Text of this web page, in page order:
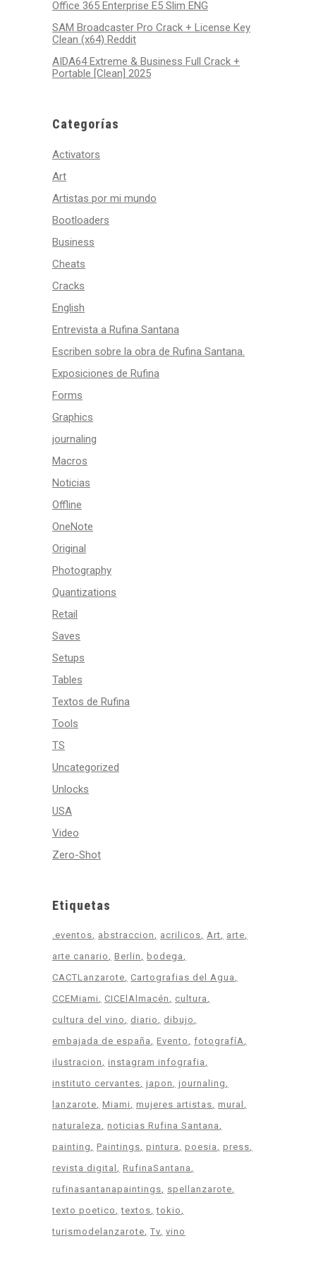
Office 365 Enterprise E5 Slim ENG
SAM Broadcaster Pro Crack + License Key
Clean (x64) Reddit
AIDA64 Extreme & Business Full Crack +
Portable [Clean] 2025
Categorías
Activators
Art
Artistas por mi mundo
Bootloaders
Business
Cheats
Cracks
English
Entrevista a Rufina Santana
Escriben sobre la obra de Rufina Santana.
Exposiciones de Rufina
Forms
Graphics
journaling
Macros
Noticias
Offline
OneNote
Original
Photography
Quantizations
Retail
Saves
Setups
Tables
Textos de Rufina
Tools
TS
Uncategorized
Unlocks
USA
Video
Zero-Shot
Etiquetas
.eventos abstraccion acrilicos Art
arte
arte canario
Berlin
bodega
CACTLanzarote
Cartografias del Agua
CCEMiami
CICElAlmacén
cultura
cultura del vino
diario
dibujo
embajada de españa
Evento
fotografíA
ilustracion
instagram infografia
instituto cervantes japon
journaling
lanzarote Miami mujeres artistas mural
naturaleza
noticias Rufina Santana
painting
Paintings pintura poesia
press
revista digital
RufinaSantana
rufinasantanapaintings
spellanzarote
texto poetico
textos tokio
turismodelanzarote Tv vino